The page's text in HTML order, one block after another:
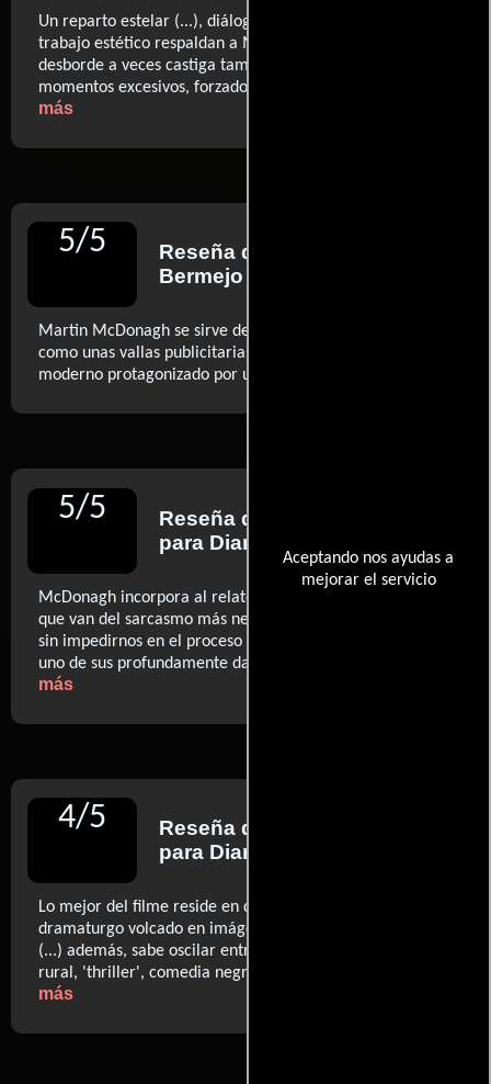
Aceptando nos ayudas a
mejorar el servicio
Un reparto estelar (...), diálogos brillantes y un cuidado
trabajo estético respaldan a McDonagh. Aunque tanto
desborde a veces castiga también a la película, con
momentos excesivos, forzados o baches en el guion
más
5/5 Reseña de
Bermejo
Martin McDonagh se sirve de un macguffin tan analógico
como unas vallas publicitarias para construir un western
moderno protagonizado por una mujer. (…)
5/5 Reseña de
para Diario El Periódico
McDonagh incorpora al relato generosas dosis de humor
que van del sarcasmo más negro al 'slapstick' más tonto,
sin impedirnos en el proceso empatizar con todos y cada
uno de sus profundamente dañados personajes.
más
4/5 Reseña de
para Diario El Periódico
Lo mejor del filme reside en que es un brillante texto de
dramaturgo volcado en imágenes con gran personalidad
(...) además, sabe oscilar entre tonos y tendencias -drama
rural, 'thriller', comedia negra- con talento. (…)
más